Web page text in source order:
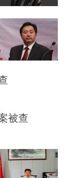
被查